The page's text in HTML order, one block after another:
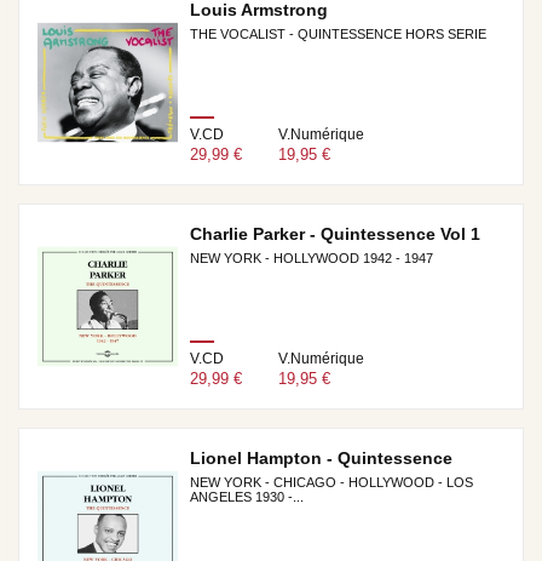
Louis Armstrong
THE VOCALIST - QUINTESSENCE HORS SERIE
V.CD
29,99 €
V.Numérique
19,95 €
Charlie Parker - Quintessence Vol 1
NEW YORK - HOLLYWOOD 1942 - 1947
V.CD
29,99 €
V.Numérique
19,95 €
Lionel Hampton - Quintessence
NEW YORK - CHICAGO - HOLLYWOOD - LOS
ANGELES 1930 -...